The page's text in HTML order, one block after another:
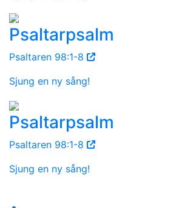
Psaltarpsalm
Psaltaren 98:1-8
Sjung en ny sång!
Psaltarpsalm
Psaltaren 98:1-8
Sjung en ny sång!